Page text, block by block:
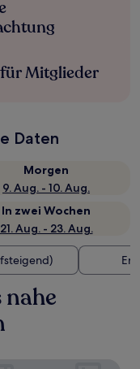
Mitglieder
Daten
Morgen
9. Aug. - 10. Aug.
In zwei Wochen
21. Aug. - 23. Aug.
nahe